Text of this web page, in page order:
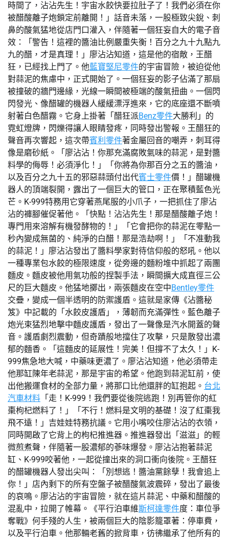
時間了，沾沾先生！宇宙水餃快要拉肚子了！我們必須在你
被醋酸離子炮鎖定前離開！」話音未落，一股極致尖銳、刺
鼻的酸氣猛地從店門口灌入，伴隨著一個狂妄自大的電子音
效：「警告！這裡的醬油比例嚴重失衡！百分之九十九點九
九的醋，才是真理！」廖沾沾知道，這是他的宿敵，王醋
狂，已經找上門了。他藍寶堅尼零件的宇宙冒險，被迫從他
對蒜泥的焦慮中，正式開始了。一個狂妄的影子佔滿了那扇
被撞破的牆門邊緣，光線一瞬間被極端的酸氣扭曲。一個閃
閃發光、像醋罐的機器人緩緩漂浮進來，它的底座還不斷噴
射著白色醋霧。它身上掛著「醋狂派Benz零件大勝利」的
霓虹燈牌，閃爍得讓人眼睛發疼，同時發出警報。王醋狂的
聲音再次響起，這次帶賓利零件著金屬回音的嘲弄，刺耳得
像是磨砂紙。「廖沾沾！你那充滿腐敗氣味的蒜泥，是對醬
料學的侮辱！必須淨化！」「你將為你那百分之五的醬油，
以及百分之九十五的邪惡蒜頭付出代賓士零件價！」醋罐機
器人的頂端裂開，露出了一個巨大的管口，正在聚積藍色光
芒。K-999特務用它穿著燕尾服的小爪子，一把抓住了廖沾
沾的褲腳催促著他。「快點！沾沾先生！那是醋酸離子炮！
專門用來溶解有機發酵物的！」「它會把你的蒜泥在零點一
秒內變成無菌的、純淨的白醋！那是浩劫啊！」「不准動我
的蒜泥！」廖沾沾發出了醬料學家對待信仰般的怒吼。他以
一種專業包水餃的極限速度，從旁邊的麵粉堆中抓起了兩團
麵皮。麵皮被他用氣功般的捏製手法，瞬間擴大成直徑三公
尺的巨大麵皮。他猛地擲出，兩張麵皮在空中Bentley零件
交疊，變成一個半透明的防禦護盾。這就是家傳《沾醬秘
笈》中記載的「水餃皮護盾」，薄韌而充滿彈性。藍色離子
炮光束猛烈地擊中麵皮護盾，發出了一聲像是汽水開蓋的聲
音。護盾劇烈震動，但奇蹟般地擋住了攻擊，只是散發出濃
郁的麵香。「這麵皮的延展性！完美！但撐不了太久！」K-
999焦急地大喊，中藥味更濃了。廖沾沾知道，他必須帶走
他那缸陳年老蒜泥，那是宇宙的希望。他跑到蒜泥缸前，使
出他搬運食材的全部力量，將那口比他還胖的缸抱起。 台北
汽車材料 「走！K-999！我們要從後院逃跑！別再管你的紅
棗枸杞燃料了！」「不行！燃料是文明的基礎！沒了紅棗我
飛不遠！」吉娃娃特務抗議。它用小嘴咬住廖沾沾的衣領，
同時開啟了它背上的枸杞推進器。推進器發出「滋滋」的輕
微煎煮聲，伴隨著一股濃郁的蔘味爆發。廖沾沾抱著蒜泥
缸、K-999咬著他，一起從撞出來的洞口衝向後院。王醋狂
的醋罐機器人發出尖叫：「別想逃！醬油黨餘孽！我會追上
你！」店內剩下的所有空盤子被醋酸氣波震碎，發出了最後
的哀鳴。廖沾沾的宇宙冒險，就在這片蒜泥、中藥和醋酸的
混亂中，拉開了帷幕。《平行泊車維斯柯達零件度：車位爭
奪戰》何手殘的人生，被兩個巨大的陰影籠罩著：停車費，
以及平行泊車。他那輛老舊的掀背車，彷彿繼承了他所有的